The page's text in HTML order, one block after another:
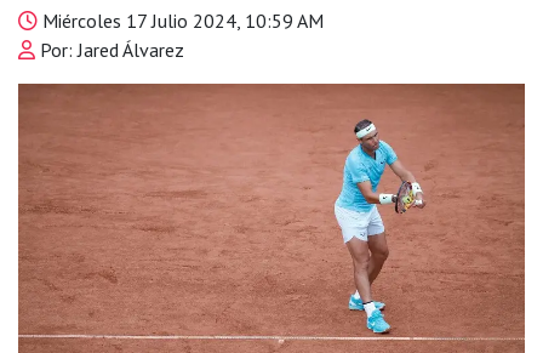
Miércoles 17 Julio 2024, 10:59 AM
Por: Jared Álvarez